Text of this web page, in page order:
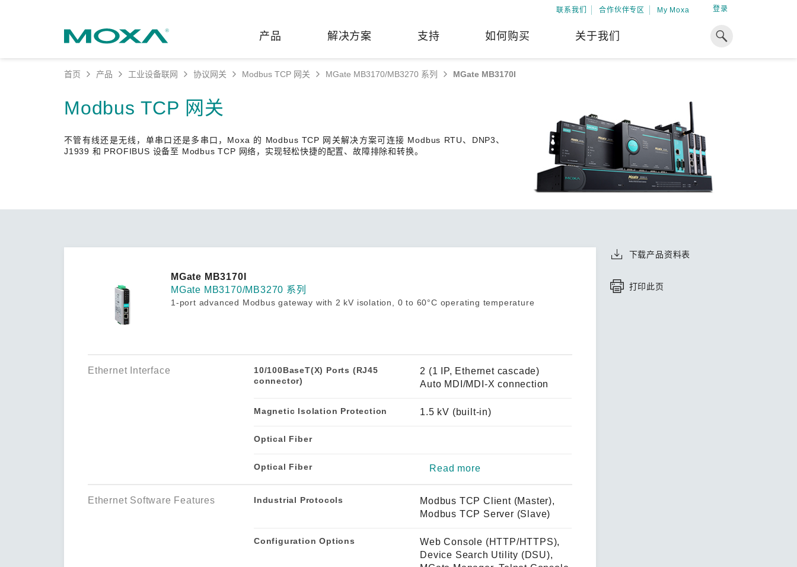
联系我们 合作伙伴专区 My Moxa 登录
产品
安全路由器
网络安全产品
串口转换器
x86 计算机
ARM 架构计算机
工业平板计算机
IIoT 网关
查看所有产品
解决方案
电力 油气 全球专业经验，助力储能出海
凭借在全球能源领域深耕超过 15 年的专业
经验，Moxa 致力于成为中国企业值得信赖
技术新知
时间敏感网络 (TSN)
单对以太网 (SPE) Ethernet-APL
支持
产品 FAQs 保修条款
下载中心
案例
专家观点
视频中心
您仍需其他帮助？
如何购买 关于我们
缘起与创新
有害物质合规政策 加入 Moxa
我们因优秀的员工而成长，因
共同的追求而凝聚。
了解更多
首页 产品 工业设备联网 协议网关 Modbus TCP 网关 MGate MB3170/MB3270 系列 MGate MB3170I
Modbus TCP 网关
不管有线还是无线，单串口还是多串口，Moxa 的 Modbus TCP 网关解决方案可连接 Modbus RTU、DNP3、
J1939 和 PROFIBUS 设备至 Modbus TCP 网络，实现轻松快捷的配置、故障排除和转换。
MGate MB3170I
MGate MB3170/MB3270 系列
1-port advanced Modbus gateway with 2 kV isolation, 0 to 60°C operating temperature
Ethernet Interface
10/100BaseT(X) Ports (RJ45
connector)
2 (1 IP, Ethernet cascade)
Auto MDI/MDI-X connection
Magnetic Isolation Protection 1.5 kV (built-in)
Optical Fiber
Optical Fiber Read more
Ethernet Software Features Industrial Protocols
Modbus TCP Client (Master),
Modbus TCP Server (Slave)
Configuration Options
Web Console (HTTP/HTTPS),
Device Search Utility (DSU),
下载产品资料表
打印此页